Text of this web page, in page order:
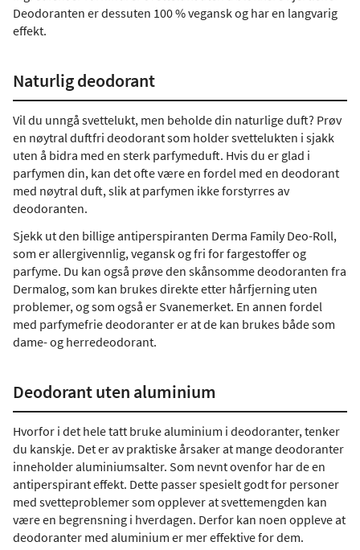
Deodoranten er dessuten 100 % vegansk og har en langvarig
effekt.
Naturlig deodorant
Vil du unngå svettelukt, men beholde din naturlige duft? Prøv
en nøytral duftfri deodorant som holder svettelukten i sjakk
uten å bidra med en sterk parfymeduft. Hvis du er glad i
parfymen din, kan det ofte være en fordel med en deodorant
med nøytral duft, slik at parfymen ikke forstyrres av
deodoranten.
Sjekk ut den billige antiperspiranten Derma Family Deo-Roll,
som er allergivennlig, vegansk og fri for fargestoffer og
parfyme. Du kan også prøve den skånsomme deodoranten fra
Dermalog, som kan brukes direkte etter hårfjerning uten
problemer, og som også er Svanemerket. En annen fordel
med parfymefrie deodoranter er at de kan brukes både som
dame- og herredeodorant.
Deodorant uten aluminium
Hvorfor i det hele tatt bruke aluminium i deodoranter, tenker
du kanskje. Det er av praktiske årsaker at mange deodoranter
inneholder aluminiumsalter. Som nevnt ovenfor har de en
antiperspirant effekt. Dette passer spesielt godt for personer
med svetteproblemer som opplever at svettemengden kan
være en begrensning i hverdagen. Derfor kan noen oppleve at
deodoranter med aluminium er mer effektive for dem.